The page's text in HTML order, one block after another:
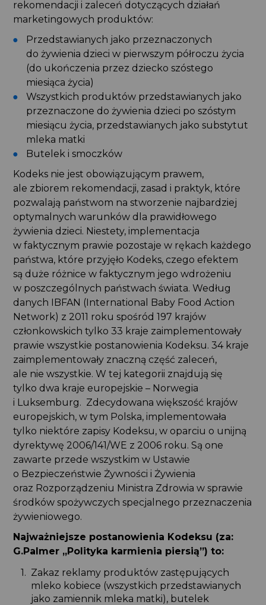
rekomendacji i zaleceń dotyczących działań
marketingowych produktów:
Przedstawianych jako przeznaczonych
do żywienia dzieci w pierwszym półroczu życia
(do ukończenia przez dziecko szóstego
miesiąca życia)
Wszystkich produktów przedstawianych jako
przeznaczone do żywienia dzieci po szóstym
miesiącu życia, przedstawianych jako substytut
mleka matki
Butelek i smoczków
Kodeks nie jest obowiązującym prawem,
ale zbiorem rekomendacji, zasad i praktyk, które
pozwalają państwom na stworzenie najbardziej
optymalnych warunków dla prawidłowego
żywienia dzieci. Niestety, implementacja
w faktycznym prawie pozostaje w rękach każdego
państwa, które przyjęło Kodeks, czego efektem
są duże różnice w faktycznym jego wdrożeniu
w poszczególnych państwach świata. Według
danych IBFAN (International Baby Food Action
Network) z 2011 roku spośród 197 krajów
członkowskich tylko 33 kraje zaimplementowały
prawie wszystkie postanowienia Kodeksu. 34 kraje
zaimplementowały znaczną część zaleceń,
ale nie wszystkie. W tej kategorii znajdują się
tylko dwa kraje europejskie – Norwegia
i Luksemburg. Zdecydowana większość krajów
europejskich, w tym Polska, implementowała
tylko niektóre zapisy Kodeksu, w oparciu o unijną
dyrektywę 2006/141/WE z 2006 roku. Są one
zawarte przede wszystkim w Ustawie
o Bezpieczeństwie Żywności i Żywienia
oraz Rozporządzeniu Ministra Zdrowia w sprawie
środków spożywczych specjalnego przeznaczenia
żywieniowego.
Najważniejsze postanowienia Kodeksu (za:
G.Palmer „Polityka karmienia piersią”) to:
Zakaz reklamy produktów zastępujących
mleko kobiece (wszystkich przedstawianych
jako zamiennik mleka matki), butelek